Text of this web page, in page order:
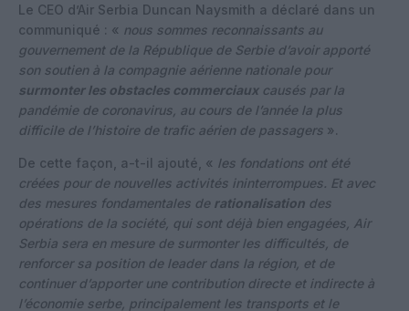
Le CEO d’Air Serbia Duncan Naysmith a déclaré dans un
communiqué : « nous sommes reconnaissants au
gouvernement de la République de Serbie d’avoir apporté
son soutien à la compagnie aérienne nationale pour
surmonter les obstacles commerciaux causés par la
pandémie de coronavirus, au cours de l’année la plus
difficile de l’histoire de trafic aérien de passagers ».
De cette façon, a-t-il ajouté, « les fondations ont été
créées pour de nouvelles activités ininterrompues. Et avec
des mesures fondamentales de rationalisation des
opérations de la société, qui sont déjà bien engagées, Air
Serbia sera en mesure de surmonter les difficultés, de
renforcer sa position de leader dans la région, et de
continuer d’apporter une contribution directe et indirecte à
l’économie serbe, principalement les transports et le